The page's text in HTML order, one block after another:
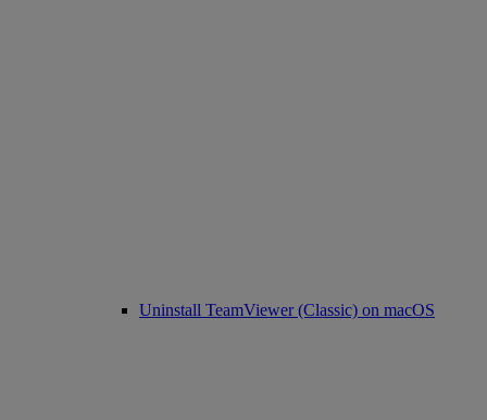
Uninstall TeamViewer (Classic) on macOS